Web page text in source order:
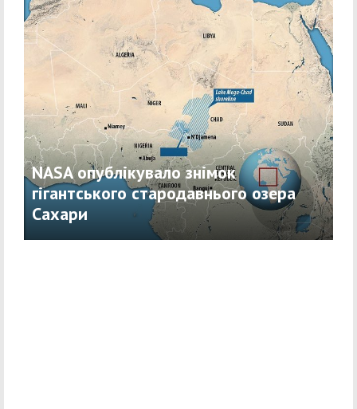
NASA опублікувало знімок
гігантського стародавнього озера
Сахари